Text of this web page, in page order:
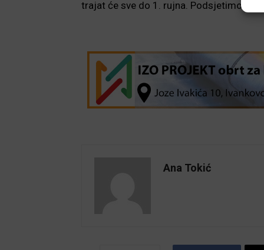
trajat će sve do 1. rujna. Podsjetimo
Ana Tokić